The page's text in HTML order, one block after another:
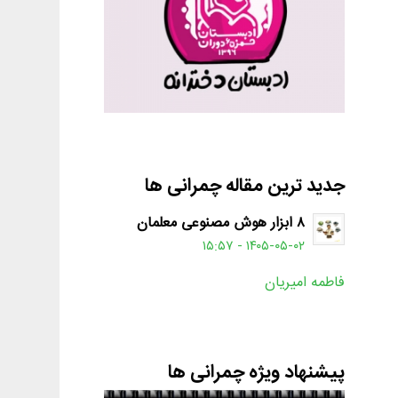
جدید ترین مقاله چمرانی ها
۸ ابزار هوش مصنوعی معلمان
۱۴۰۵-۰۵-۰۲ - ۱۵:۵۷
فاطمه امیریان
پیشنهاد ویژه چمرانی ها